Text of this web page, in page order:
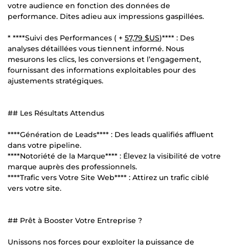
votre audience en fonction des données de
performance. Dites adieu aux impressions gaspillées.
* ****Suivi des Performances ( + 57,79 $US)**** : Des
analyses détaillées vous tiennent informé. Nous
mesurons les clics, les conversions et l’engagement,
fournissant des informations exploitables pour des
ajustements stratégiques.
## Les Résultats Attendus
****Génération de Leads**** : Des leads qualifiés affluent
dans votre pipeline.
****Notoriété de la Marque**** : Élevez la visibilité de votre
marque auprès des professionnels.
****Trafic vers Votre Site Web**** : Attirez un trafic ciblé
vers votre site.
## Prêt à Booster Votre Entreprise ?
Unissons nos forces pour exploiter la puissance de